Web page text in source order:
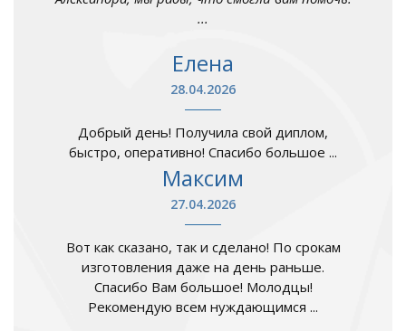
...
Елена
28.04.2026
Добрый день! Получила свой диплом,
быстро, оперативно! Спасибо большое ...
Максим
27.04.2026
Вот как сказано, так и сделано! По срокам
изготовления даже на день раньше.
Спасибо Вам большое! Молодцы!
Рекомендую всем нуждающимся ...